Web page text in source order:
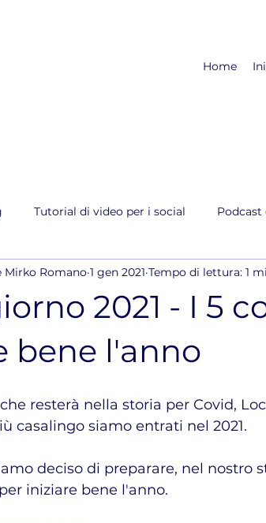
Home
Tutorial di video per i social Podcast
2021 - I 5
bene l'anno
Mirko Romano 1 gen 2021 Tempo di lettura: 1
resterà nella storia per Covid,
casalingo siamo entrati nel 2021.
deciso di preparare, nel nostro
iniziare bene l'anno.